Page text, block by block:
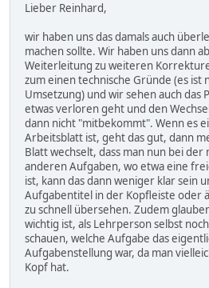
Lieber Reinhard,
wir haben uns das damals auch
machen sollte. Wir haben uns dann
Weiterleitung zu weiteren
zum einen technische Gründe (es ist
Umsetzung) und wir sehen auch das
etwas verloren geht und den
dann nicht "mitbekommt". Wenn es
Arbeitsblatt ist, geht das gut, dann
Blatt wechselt, dass man nun bei der
anderen Aufgaben, wo etwa eine
ist, kann das dann weniger klar sein
Aufgabentitel in der Kopfleiste oder
zu schnell übersehen. Zudem
wichtig ist, als Lehrperson selbst
schauen, welche Aufgabe das
Aufgabenstellung war, da man
Kopf hat.